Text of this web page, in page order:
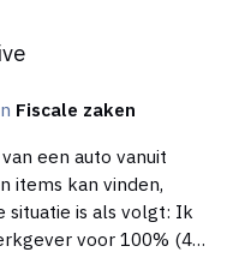
Fiscale zaken
een auto vanuit
items kan vinden,
voor 100% (40